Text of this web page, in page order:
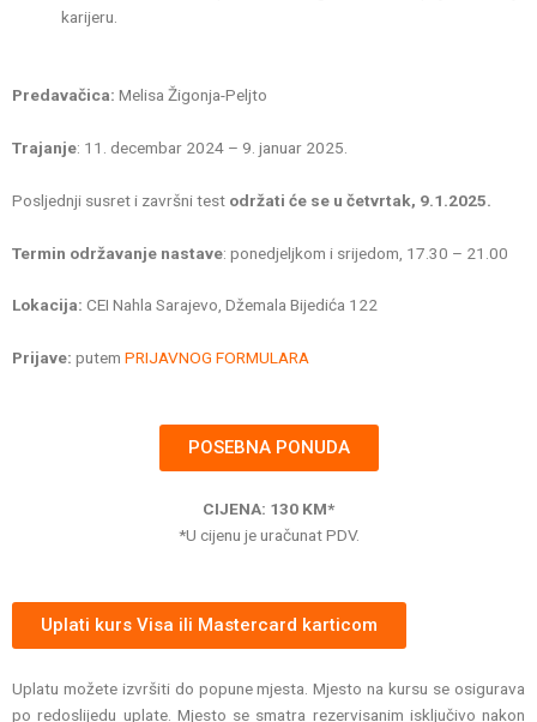
karijeru.
Predavačica: Melisa Žigonja-Peljto
Trajanje: 11. decembar 2024 – 9. januar 2025.
Posljednji susret i završni test održati će se u četvrtak, 9.1.2025.
Termin održavanje nastave: ponedjeljkom i srijedom, 17.30 – 21.00
Lokacija: CEI Nahla Sarajevo, Džemala Bijedića 122
Prijave: putem PRIJAVNOG FORMULARA
POSEBNA PONUDA
CIJENA: 130 KM*
*U cijenu je uračunat PDV.
Uplati kurs Visa ili Mastercard karticom
Uplatu možete izvršiti do popune mjesta. Mjesto na kursu se osigurava
po redoslijedu uplate. Mjesto se smatra rezervisanim isključivo nakon